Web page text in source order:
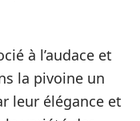
à l’audace et
la pivoine un
leur élégance et